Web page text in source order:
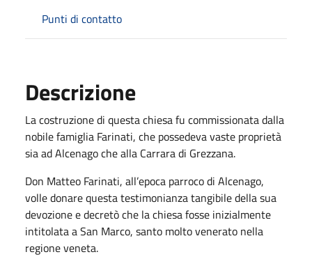
Punti di contatto
Descrizione
La costruzione di questa chiesa fu commissionata dalla
nobile famiglia Farinati, che possedeva vaste proprietà
sia ad Alcenago che alla Carrara di Grezzana.
Don Matteo Farinati, all’epoca parroco di Alcenago,
volle donare questa testimonianza tangibile della sua
devozione e decretò che la chiesa fosse inizialmente
intitolata a San Marco, santo molto venerato nella
regione veneta.